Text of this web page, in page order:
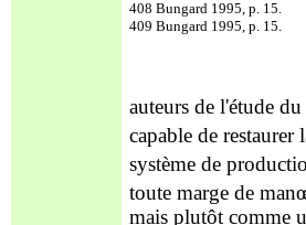
408 Bungard 1995, p. 15.
409 Bungard 1995, p. 15.
auteurs de l'étude
capable de
système de
toute marge de
mais plutôt comme